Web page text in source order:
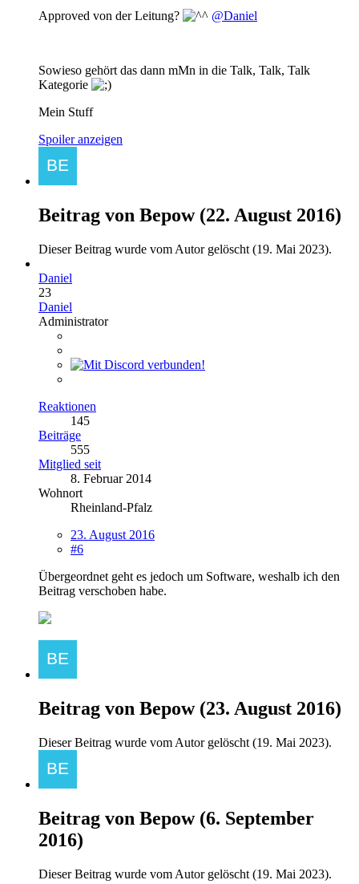
Approved von der Leitung?
@Daniel
Sowieso gehört das dann mMn in die Talk, Talk, Talk
Kategorie
Mein Stuff
Spoiler anzeigen
Beitrag von Bepow(22. August 2016)
Dieser Beitrag wurde vom Autor gelöscht (19. Mai 2023).
Daniel
23
Daniel
Administrator
Reaktionen
145
Beiträge
555
Mitglied seit
8. Februar 2014
Wohnort
Rheinland-Pfalz
23. August 2016
#6
Übergeordnet geht es jedoch um Software, weshalb ich den
Beitrag verschoben habe.
Beitrag von Bepow(23. August 2016)
Dieser Beitrag wurde vom Autor gelöscht (19. Mai 2023).
Beitrag von Bepow(6. September
2016)
Dieser Beitrag wurde vom Autor gelöscht (19. Mai 2023).